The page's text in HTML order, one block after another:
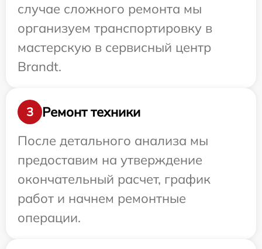
случае сложного ремонта мы
организуем транспортировку в
мастерскую в сервисный центр
Brandt.
3
Ремонт техники
После детального анализа мы
предоставим на утверждение
окончательный расчет, график
работ и начнем ремонтные
операции.